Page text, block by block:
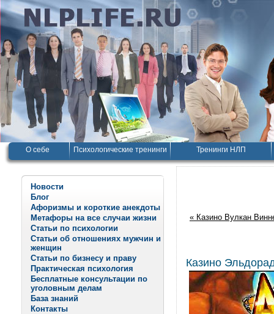
О себе Психологические тренинги Тренинги НЛП
Новости
Блог
Афоризмы и короткие анекдоты
Метафоры на все случаи жизни
Статьи по психологии
Статьи об отношениях мужчин и
женщин
Статьи по бизнесу и праву
Практическая психология
Бесплатные консультации по
уголовным делам
База знаний
Контакты
« Казино Вулкан
Казино